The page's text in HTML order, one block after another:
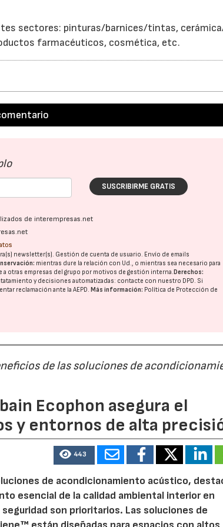
sectores: pinturas/barnices/tintas,
farmacéuticos, cosmética, etc.
SUSCRIBIRME GRATIS
de interempresas.net
newsletter(s). Gestión de cuenta de usuario. Envío de emails
mientras dure la relación con Ud., o mientras sea necesario para
a otras empresas del grupo por motivos de gestión interna.Derechos:
y decisiones automatizadas: contacte con nuestro DPD. Si
reclamación ante laAEPD.Más información: Política de Protección de
de las soluciones de
Ecophon asegura el
y entornos de alta
443
de acondicionamiento acústico,
esencial de la calidad ambiental interior en
son prioritarios. Las soluciones de